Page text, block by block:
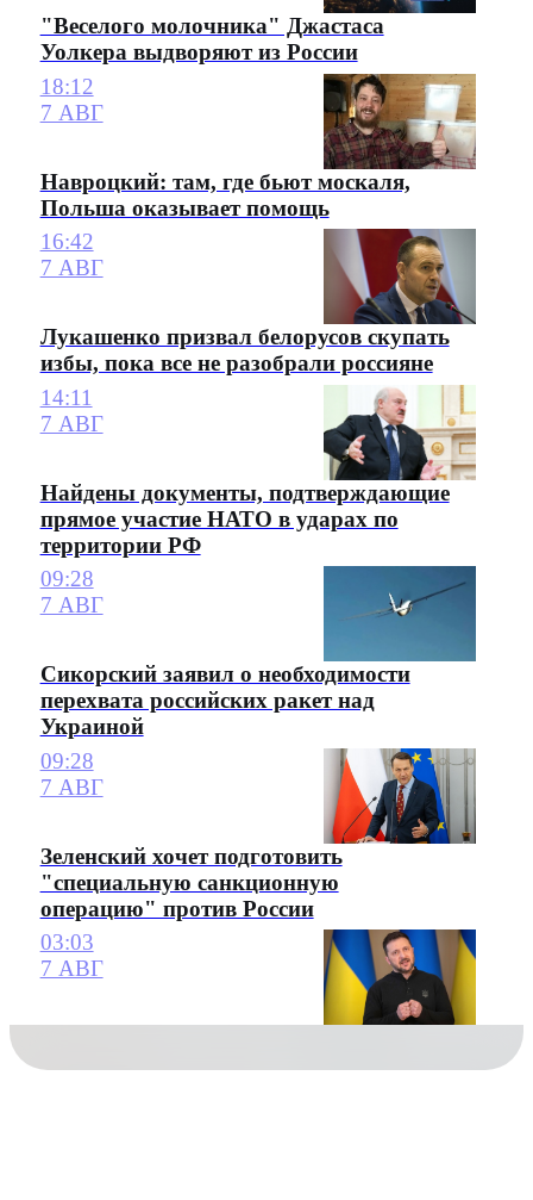
"Веселого молочника" Джастаса
Уолкера выдворяют из России
18:12
7 АВГ
Навроцкий: там, где бьют москаля,
Польша оказывает помощь
16:42
7 АВГ
Лукашенко призвал белорусов скупать
избы, пока все не разобрали россияне
14:11
7 АВГ
Найдены документы, подтверждающие
прямое участие НАТО в ударах по
территории РФ
09:28
7 АВГ
Сикорский заявил о необходимости
перехвата российских ракет над
Украиной
09:28
7 АВГ
Зеленский хочет подготовить
"специальную санкционную
операцию" против России
03:03
7 АВГ